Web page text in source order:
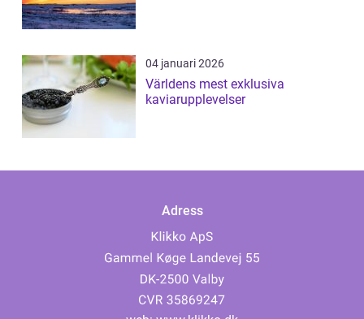
04 januari 2026
Världens mest exklusiva
kaviarupplevelser
Adress